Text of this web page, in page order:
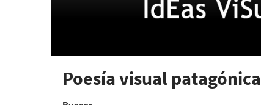
Poesía visual patagónica